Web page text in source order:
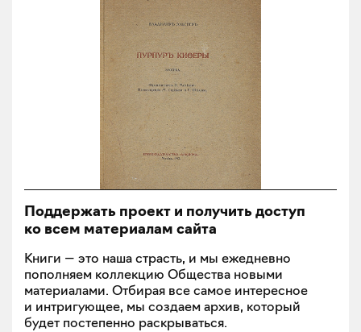
Поддержать проект и получить доступ
ко всем материалам сайта
Книги — это наша страсть, и мы ежедневно
пополняем коллекцию Общества новыми
материалами. Отбирая все самое интересное
и интригующее, мы создаем архив, который
будет постепенно раскрываться.